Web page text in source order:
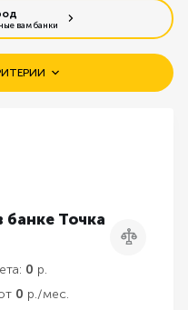
вам банки
банке Точка
Сравнить
0 р.
0 р./мес.